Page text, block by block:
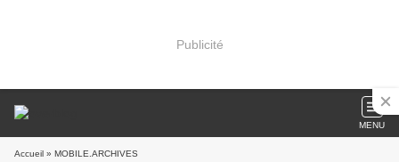
Publicité
MENU
Accueil » MOBILE.ARCHIVES